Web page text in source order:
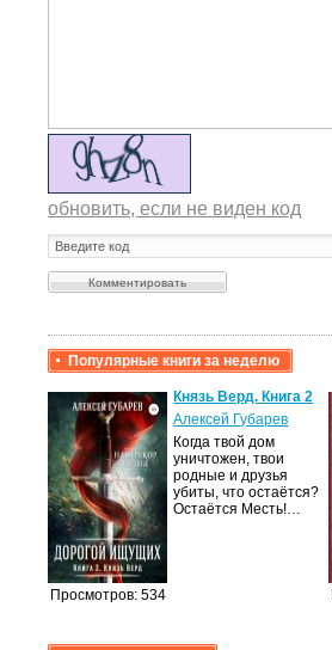
обновить, если не виден код
Популярные книги за неделю
Просмотров: 534
Князь Верд. Книга 2
Алексей Губарев
Когда твой дом
уничтожен, твои
родные и друзья
убиты, что остаётся?
Остаётся Месть!…